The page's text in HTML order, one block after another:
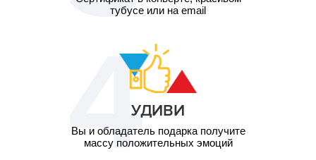
тубусе или на email
УДИВИ
Вы и обладатель подарка получите
массу положительных эмоций